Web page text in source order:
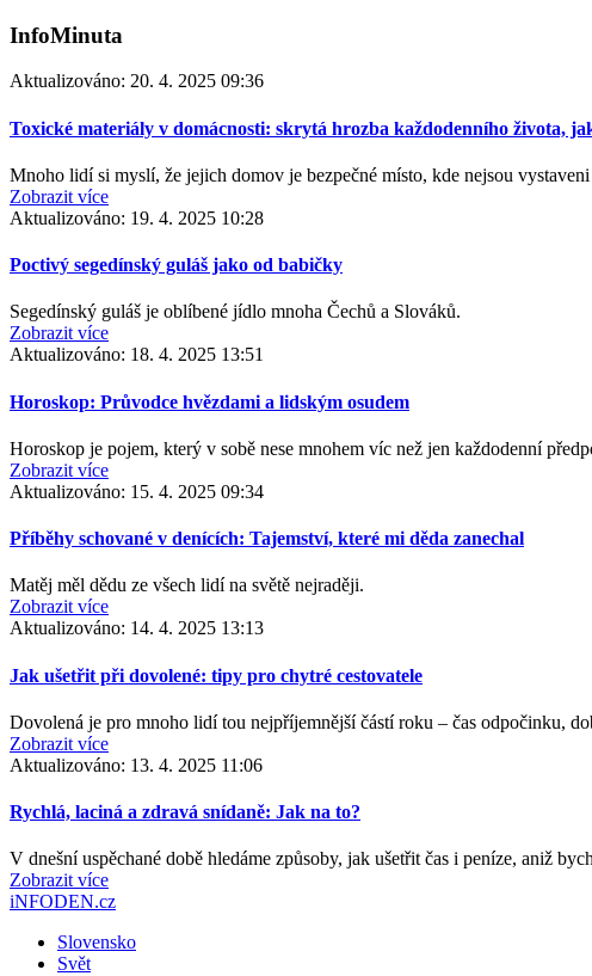
InfoMinuta
Aktualizováno: 20. 4. 2025 09:36
Toxické materiály v domácnosti: skrytá hrozba každodenního života,
Mnoho lidí si myslí, že jejich domov je bezpečné místo, kde nejsou
Zobrazit více
Aktualizováno: 19. 4. 2025 10:28
Poctivý segedínský guláš jako od babičky
Segedínský guláš je oblíbené jídlo mnoha Čechů a Slováků.
Zobrazit více
Aktualizováno: 18. 4. 2025 13:51
Horoskop: Průvodce hvězdami a lidským osudem
Horoskop je pojem, který v sobě nese mnohem víc než jen každodenní
Zobrazit více
Aktualizováno: 15. 4. 2025 09:34
Příběhy schované v denících: Tajemství, které mi děda zanechal
Matěj měl dědu ze všech lidí na světě nejraději.
Zobrazit více
Aktualizováno: 14. 4. 2025 13:13
Jak ušetřit při dovolené: tipy pro chytré cestovatele
Dovolená je pro mnoho lidí tou nejpříjemnější částí roku – čas odpočinku,
Zobrazit více
Aktualizováno: 13. 4. 2025 11:06
Rychlá, laciná a zdravá snídaně: Jak na to?
V dnešní uspěchané době hledáme způsoby, jak ušetřit čas i peníze, aniž
Zobrazit více
iNFODEN.cz
Slovensko
Svět